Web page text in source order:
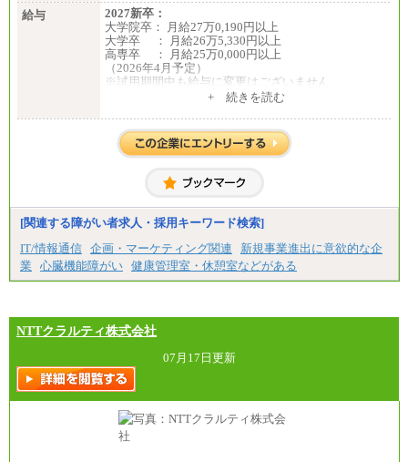
給与
2027新卒：
大学院卒： 月給27万0,190円以上
大学卒 ： 月給26万5,330円以上
高専卒 ： 月給25万0,000円以上
（2026年4月予定）
※試用期間中も給与に変更はございません
②月給：18万6,140円以上（諸手当含まず）
※試用期間中も給与に変更はございません
+ 続きを読む
[関連する障がい者求人・採用キーワード検索]
IT/情報通信 企画・マーケティング関連
新規事業進出に意欲的な企
業
心臓機能障がい 健康管理室・休憩室などがある
NTTクラルティ株式会社
07月17日更新